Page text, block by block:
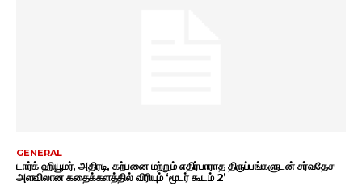
GENERAL
டார்க் ஹியூமர், அதிரடி, கற்பனை மற்றும் எதிர்பாராத திருப்பங்களுடன் சர்வதேச
அளவிலான கதைக்களத்தில் விரியும் ‘மூடர் கூடம் 2’